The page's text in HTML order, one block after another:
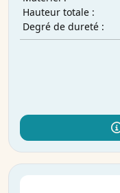
Hauteur totale :
Degré de dureté :